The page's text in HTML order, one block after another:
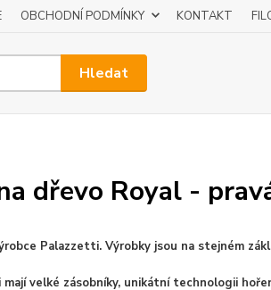
OBCHODNÍ PODMÍNKY KONTAKT
Hledat
dřevo Royal -
Palazzetti. Výrobky jsou na stejném
velké zásobníky, unikátní technologii